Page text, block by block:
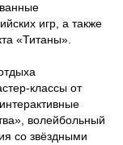
игр, а также
«Титаны».
классы от
волейбольный
со звёздными